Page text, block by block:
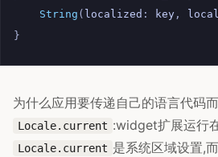
String ( localized : key ,
}
为什么应用要传递自己的语言代码
Locale.current :widget扩展运行
Locale.current 是系统区域设置,